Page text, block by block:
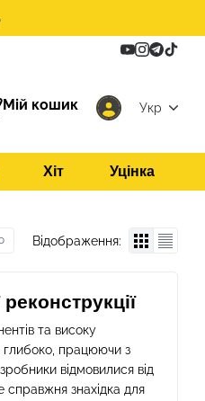
Мій кошик
Укр
Хіт Уцінка
Відображення:
та високу
глибоко, працюючи з
відмовилися від
знахідка для